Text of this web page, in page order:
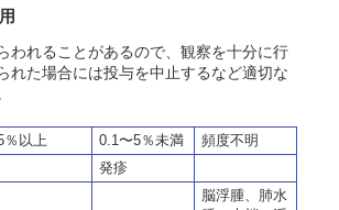
われることがあるので、観察を十分に行
れた場合には投与を中止するなど適切な
％以上 0.1〜5％未満
頻度不明
発疹
脳浮腫、肺水